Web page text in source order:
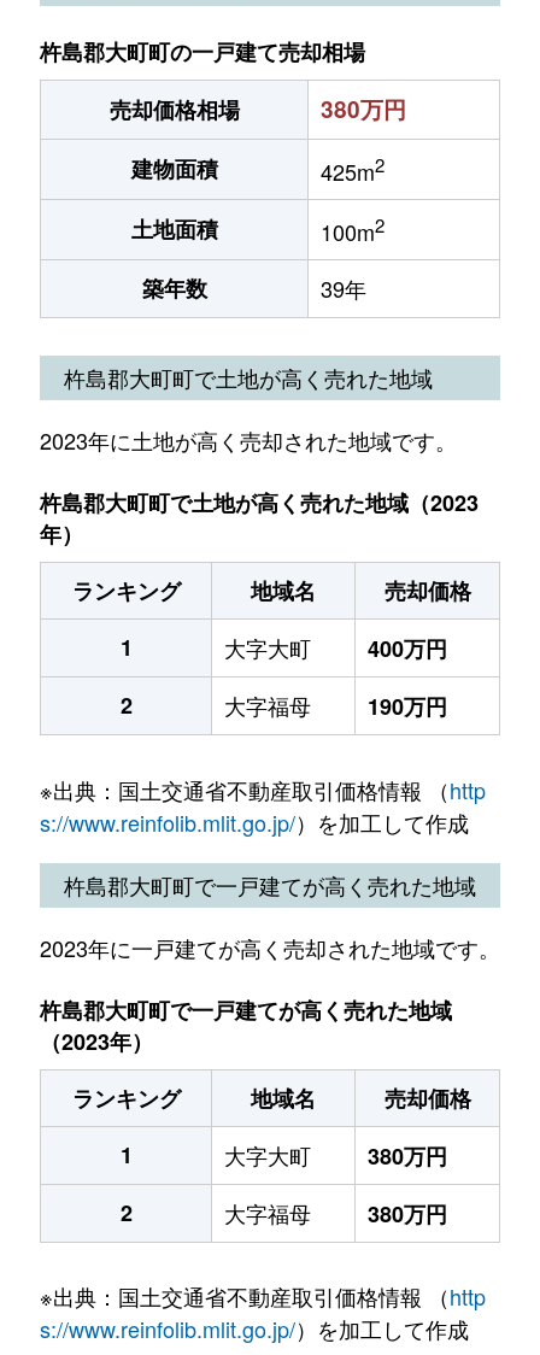
杵島郡大町町の一戸建て売却相場
売却価格相場
380万円
建物面積 425m2
土地面積 100m2
築年数 39年
杵島郡大町町で土地が高く売れた地域
2023年に土地が高く売却された地域です。
杵島郡大町町で土地が高く売れた地域（2023
年）
ランキング
地域名
売却価格
1
大字大町
400万円
2
大字福母 190万円
※出典：国土交通省不動産取引価格情報 （http
s://www.reinfolib.mlit.go.jp/）を加工して作成
杵島郡大町町で一戸建てが高く売れた地域
2023年に一戸建てが高く売却された地域です。
杵島郡大町町で一戸建てが高く売れた地域
（2023年）
ランキング
地域名
売却価格
1
大字大町
380万円
2
大字福母 380万円
※出典：国土交通省不動産取引価格情報 （http
s://www.reinfolib.mlit.go.jp/）を加工して作成